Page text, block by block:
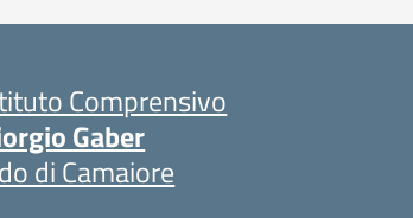
Comprensivo
Gaber
di Camaiore